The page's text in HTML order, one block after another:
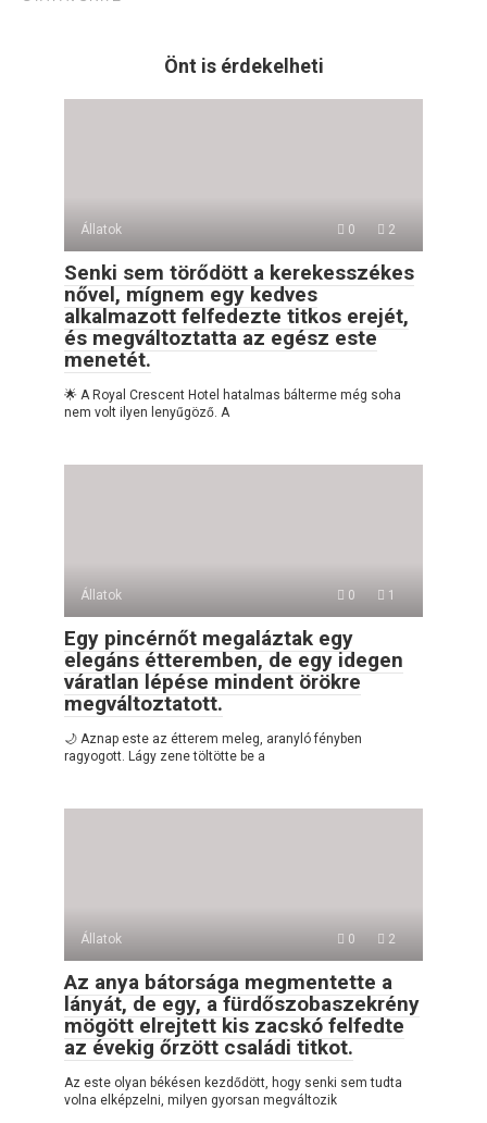
Önt is érdekelheti
Állatok 0 2
Senki sem törődött a kerekesszékes
nővel, mígnem egy kedves
alkalmazott felfedezte titkos erejét,
és megváltoztatta az egész este
menetét.
🌟 A Royal Crescent Hotel hatalmas bálterme még soha
nem volt ilyen lenyűgöző. A
Állatok 0 1
Egy pincérnőt megaláztak egy
elegáns étteremben, de egy idegen
váratlan lépése mindent örökre
megváltoztatott.
🌙 Aznap este az étterem meleg, aranyló fényben
ragyogott. Lágy zene töltötte be a
Állatok 0 2
Az anya bátorsága megmentette a
lányát, de egy, a fürdőszobaszekrény
mögött elrejtett kis zacskó felfedte
az évekig őrzött családi titkot.
Az este olyan békésen kezdődött, hogy senki sem tudta
volna elképzelni, milyen gyorsan megváltozik